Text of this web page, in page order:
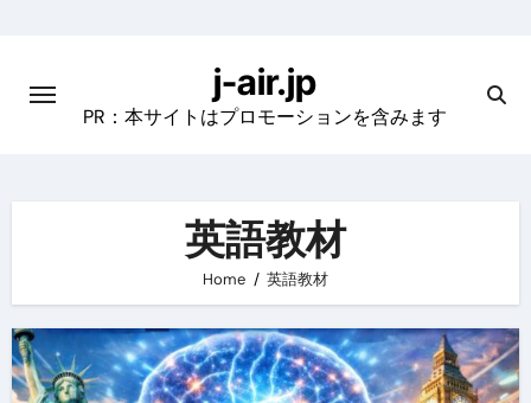
content
j-air.jp
PR：本サイトはプロモーションを含みます
英語教材
Home 英語教材